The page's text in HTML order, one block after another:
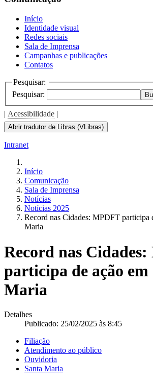
Início
Identidade visual
Redes sociais
Sala de Imprensa
Campanhas e publicações
Contatos
Pesquisar:
Pesquisar:
| Acessibilidade |
Abrir tradutor de Libras (VLibras)
Intranet
Início
Comunicação
Sala de Imprensa
Notícias
Notícias 2025
Record nas Cidades: MPDFT participa
Maria
Record nas
participa de ação em
Maria
Detalhes
Publicado: 25/02/2025 às 8:45
Filiação
Atendimento ao público
Ouvidoria
Santa Maria